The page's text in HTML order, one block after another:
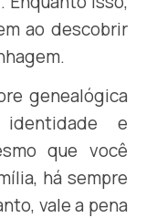
ao descobrir
genealógica
e
que você
há sempre
vale a pena